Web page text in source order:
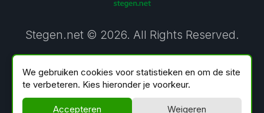
Stegen.net © 2026. All Rights Reserved.
We gebruiken cookies voor statistieken en om de site
te verbeteren. Kies hieronder je voorkeur.
Accepteren Weigeren